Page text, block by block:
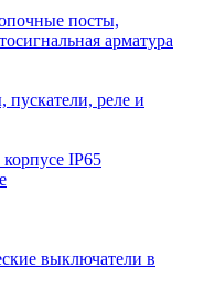
посты,
арматура
пускатели, реле и
IP65
выключатели в